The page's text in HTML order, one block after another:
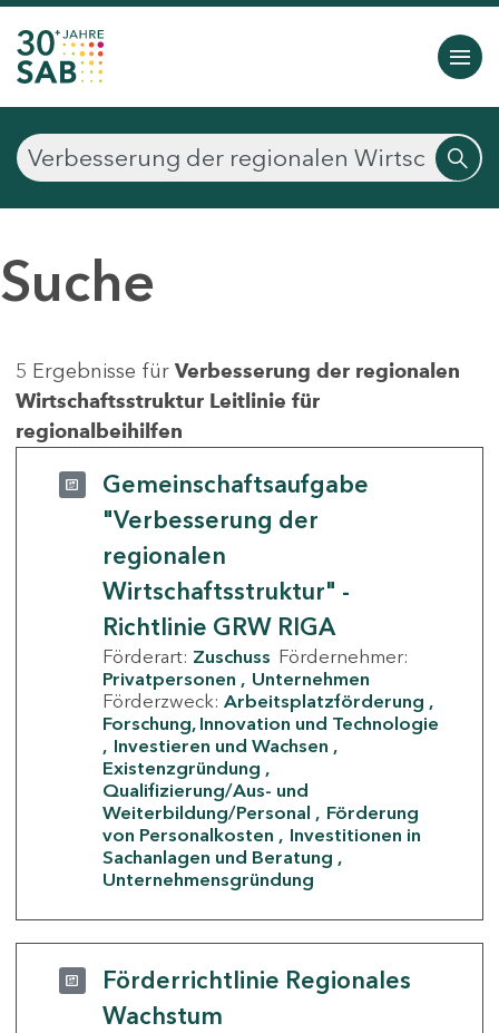
Suche
5 Ergebnisse für Verbesserung der regionalen
Wirtschaftsstruktur Leitlinie für
regionalbeihilfen
Gemeinschaftsaufgabe
"Verbesserung der
regionalen
Wirtschaftsstruktur" -
Richtlinie GRW RIGA
Förderart: Zuschuss Fördernehmer:
Privatpersonen
Unternehmen
Förderzweck: Arbeitsplatzförderung
Forschung, Innovation und Technologie
Investieren und Wachsen
Existenzgründung
Qualifizierung/Aus- und
Weiterbildung/Personal
Förderung
von Personalkosten
Investitionen in
Sachanlagen und Beratung
Unternehmensgründung
Förderrichtlinie Regionales
Wachstum